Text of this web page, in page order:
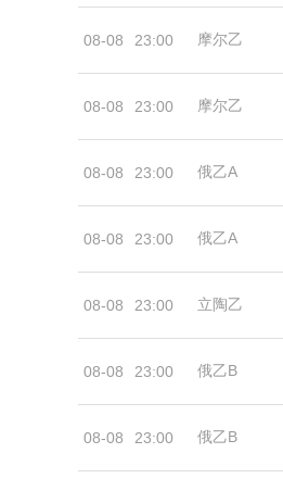
08-08 23:00 摩尔乙
08-08 23:00 摩尔乙
08-08 23:00 俄乙A
08-08 23:00 俄乙A
08-08 23:00 立陶乙
08-08 23:00 俄乙B
08-08 23:00 俄乙B